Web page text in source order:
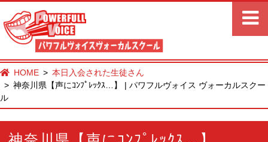
HOME
本日入会された生徒さん
神奈川県【声にｺﾝﾌﾟﾚｯｸｽ…】 | パワフルヴォイス ヴォーカルスクー
ル